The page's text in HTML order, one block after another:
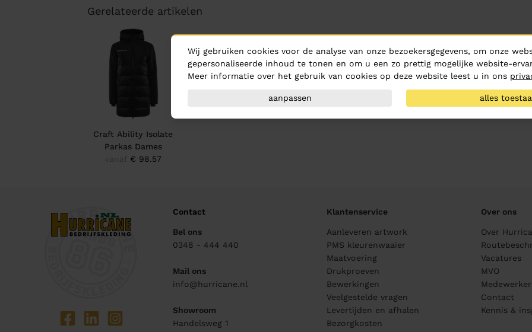
Gerelateerde artikelen
Craft Ability Isolate
Parkas Dames
€ 98.57
Contact
Bel ons
0348 - 444 440
Mail ons
info@hurricane.nl
Showroom
Handelsweg 1
Klantenservice
Aanleveren artwork
PMS kleurenwaaier
Maatvoering
Drukproeven
Bewerkingen
Veelgestelde vragen
Levertijden en afhalen
Bezorgkosten
Over ons
Over
Vacatures
MVO
Contact
Kennis &
Wij gebruiken cookies voor de analyse van onze bezoekersgegevens, om onze
gepersonaliseerde inhoud te tonen en om u een zo prettig mogelijke website-
Meer informatie over het gebruik van cookies op deze website leest u in ons
aanpassen alles